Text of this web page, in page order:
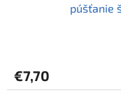
púšťanie
€7,70